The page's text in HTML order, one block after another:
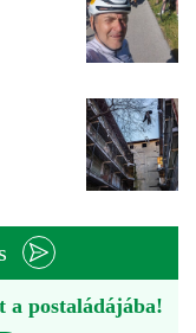
a postaládájába!